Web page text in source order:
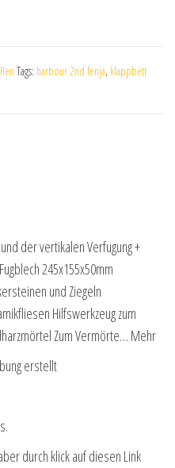
Tags: harbour 2nd fenja, klappbett
der vertikalen Verfugung +
245x155x50mm
und Ziegeln
Hilfswerkzeug zum
Zum Vermörte… Mehr
erstellt
durch klick auf diesen Link